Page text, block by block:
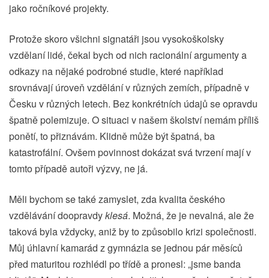
jako ročníkové projekty.
Protože skoro všichni signatáři jsou vysokoškolsky
vzdělaní lidé, čekal bych od nich racionální argumenty a
odkazy na nějaké podrobné studie, které například
srovnávají úroveň vzdělání v různých zemích, případně v
Česku v různých letech. Bez konkrétních údajů se opravdu
špatně polemizuje. O situaci v našem školství nemám příliš
ponětí, to přiznávám. Klidně může být špatná, ba
katastrofální. Ovšem povinnost dokázat svá tvrzení mají v
tomto případě autoři výzvy, ne já.
Měli bychom se také zamyslet, zda kvalita českého
vzdělávání doopravdyklesá. Možná, že je nevalná, ale že
taková byla vždycky, aniž by to způsobilo krizi společnosti.
Můj úhlavní kamarád z gymnázia se jednou pár měsíců
před maturitou rozhlédl po třídě a pronesl: „jsme banda